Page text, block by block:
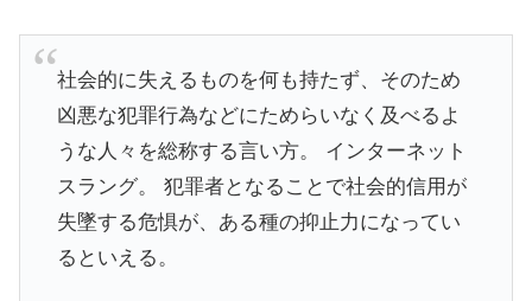
社会的に失えるものを何も持たず、そのため
凶悪な犯罪行為などにためらいなく及べるよ
うな人々を総称する言い方。 インターネット
スラング。 犯罪者となることで社会的信用が
失墜する危惧が、ある種の抑止力になってい
るといえる。